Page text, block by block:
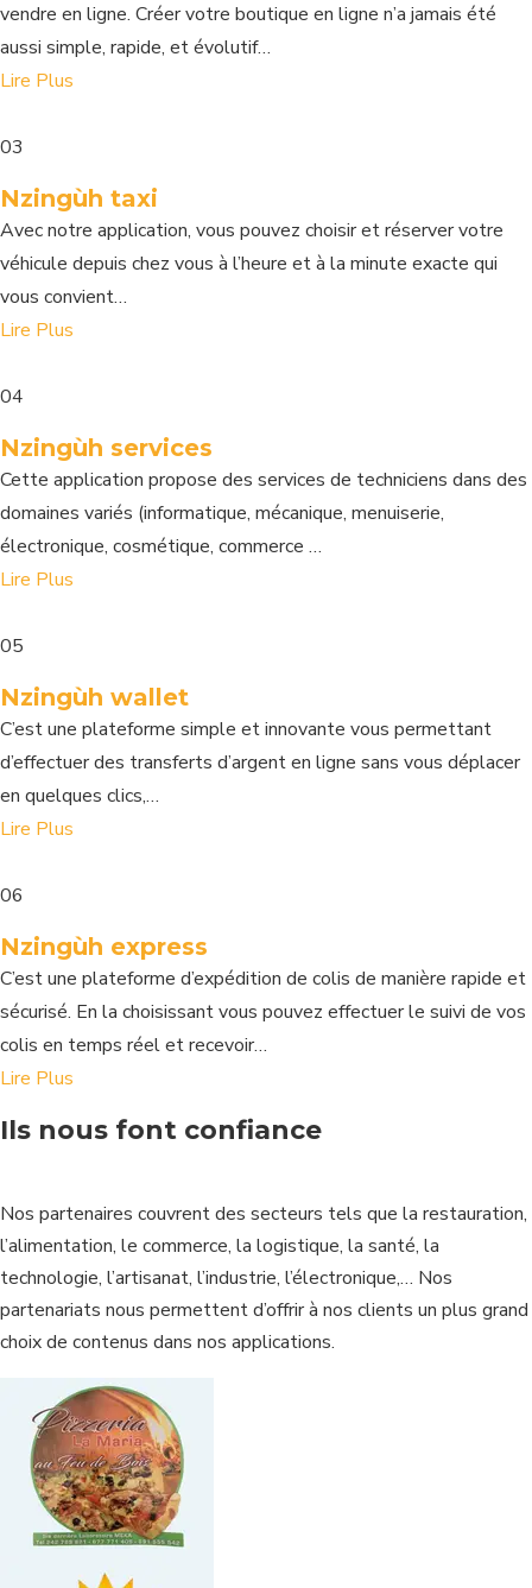
vendre en ligne. Créer votre boutique en ligne n’a jamais été
aussi simple, rapide, et évolutif…
Lire Plus
03
Nzingùh taxi
Avec notre application, vous pouvez choisir et réserver votre
véhicule depuis chez vous à l’heure et à la minute exacte qui
vous convient…
Lire Plus
04
Nzingùh services
Cette application propose des services de techniciens dans des
domaines variés (informatique, mécanique, menuiserie,
électronique, cosmétique, commerce …
Lire Plus
05
Nzingùh wallet
C’est une plateforme simple et innovante vous permettant
d’effectuer des transferts d’argent en ligne sans vous déplacer
en quelques clics,…
Lire Plus
06
Nzingùh express
C’est une plateforme d’expédition de colis de manière rapide et
sécurisé. En la choisissant vous pouvez effectuer le suivi de vos
colis en temps réel et recevoir…
Lire Plus
Ils nous font confiance
Nos partenaires couvrent des secteurs tels que la restauration,
l’alimentation, le commerce, la logistique, la santé, la
technologie, l’artisanat, l’industrie, l’électronique,… Nos
partenariats nous permettent d’offrir à nos clients un plus grand
choix de contenus dans nos applications.